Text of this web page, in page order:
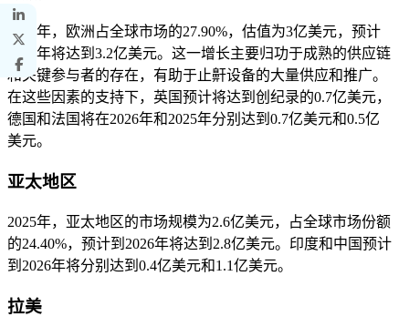
2025年，欧洲占全球市场的27.90%，估值为3亿美元，预计
2026年将达到3.2亿美元。这一增长主要归功于成熟的供应链
和关键参与者的存在，有助于止鼾设备的大量供应和推广。
在这些因素的支持下，英国预计将达到创纪录的0.7亿美元，
德国和法国将在2026年和2025年分别达到0.7亿美元和0.5亿
美元。
亚太地区
2025年，亚太地区的市场规模为2.6亿美元，占全球市场份额
的24.40%，预计到2026年将达到2.8亿美元。印度和中国预计
到2026年将分别达到0.4亿美元和1.1亿美元。
拉美